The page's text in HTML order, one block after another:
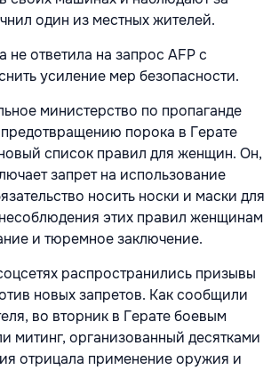
один из местных жителей.
не ответила на запрос AFP с
усиление мер безопасности.
министерство по пропаганде
порока в Герате
список правил для женщин. Он,
запрет на использование
носить носки и маски для
этих правил женщинам
и тюремное заключение.
распространились призывы
новых запретов. Как сообщили
во вторник в Герате боевым
митинг, организованный десятками
отрицала применение оружия и